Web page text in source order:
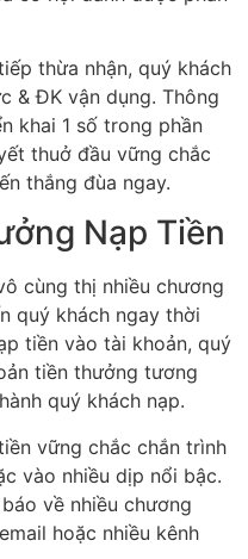
thừa nhận, quý khách
& ĐK vận dụng. Thông
khai 1 số trong phần
thuở đầu vững chắc
thắng đùa ngay.
Nạp Tiền
cùng thị nhiều chương
quý khách ngay thời
tiền vào tài khoản, quý
tiền thưởng tương
quý khách nạp.
vững chắc chắn trình
vào nhiều dịp nổi bậc.
về nhiều chương
hoặc nhiều kênh